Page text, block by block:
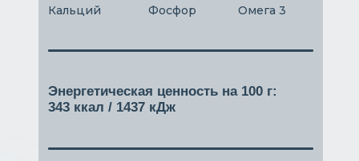
Кальций Фосфор Омега 3
Энергетическая ценность на 100 г:
343 ккал / 1437 кДж